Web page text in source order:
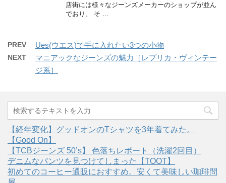
店街には様々なジーンズメーカーのショップが並ん
でおり、 そ …
PREV Ues(ウエス)で手に入れたい3つの小物
NEXT
マニアックなジーンズの魅力［レプリカ・ヴィンテー
ジ系］
【経年変化】グッドオンのTシャツを3年着てみた。
【Good On】
【TCBジーンズ 50’s】 色落ちレポート（洗濯2回目）
デニムなパンツを見つけてしまった【TOOT】
初めてのコーヒー通販におすすめ。安くて美味しい珈琲問